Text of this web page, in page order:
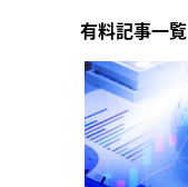
有料記事一覧